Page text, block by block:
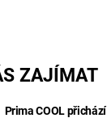
ZAJÍMAT
Prima COOL přichází